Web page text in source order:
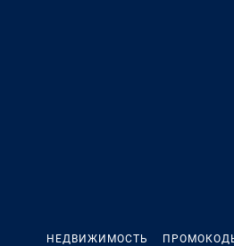
НЕДВИЖИМОСТЬ